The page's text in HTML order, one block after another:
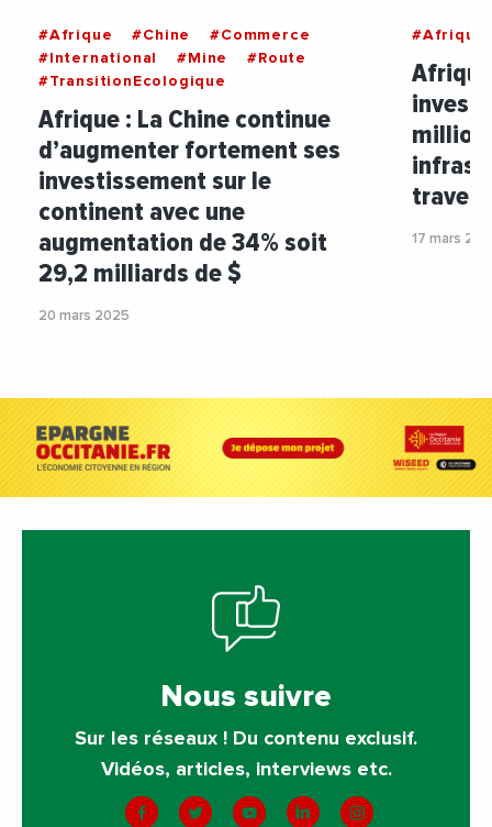
#Afrique #Chine
#Commerce
#International
#Mine
#Route
#TransitionEcologique
Afrique : La Chine continue
d’augmenter fortement ses
investissement sur le
continent avec une
augmentation de 34% soit
29,2 milliards de $
20 mars 2025
#Afrique
17 mars
Nous suivre
Sur les réseaux ! Du contenu exclusif.
Vidéos, articles, interviews etc.